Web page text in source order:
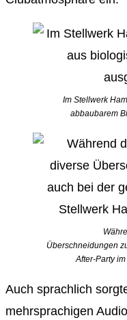
Im Stellwerk
abbaubarem
Überschneidungen
After-Party
Auch sprachlich
mehrsprachigen